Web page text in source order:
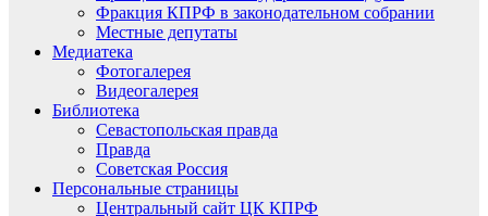
Фракция КПРФ в законодательном собрании
Местные депутаты
Медиатека
Фотогалерея
Видеогалерея
Библиотека
Севастопольская правда
Правда
Советская Россия
Персональные страницы
Центральный сайт ЦК КПРФ